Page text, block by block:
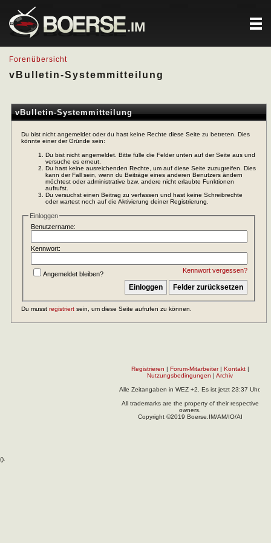
.IM
Forenübersicht
vBulletin-Systemmitteilung
vBulletin-Systemmitteilung
Du bist nicht angemeldet oder du hast keine Rechte diese Seite zu betreten. Dies
könnte einer der Gründe sein:
Du bist nicht angemeldet. Bitte fülle die Felder unten auf der Seite aus und
versuche es erneut.
Du hast keine ausreichenden Rechte, um auf diese Seite zuzugreifen. Dies
kann der Fall sein, wenn du Beiträge eines anderen Benutzers ändern
möchtest oder administrative bzw. andere nicht erlaubte Funktionen
aufrufst.
Du versuchst einen Beitrag zu verfassen und hast keine Schreibrechte
oder wartest noch auf die Aktivierung deiner Registrierung.
Einloggen
Benutzername:
Kennwort:
Kennwort vergessen?
Angemeldet bleiben?
Du musst registriert sein, um diese Seite aufrufen zu können.
Registrieren | Forum-Mitarbeiter| Kontakt|
Nutzungsbedingungen | Archiv
Alle Zeitangaben in WEZ +2. Es ist jetzt 23:37 Uhr.
All trademarks are the property of their respective
owners.
Copyright ©2019 Boerse.IM/AM/IO/AI
().